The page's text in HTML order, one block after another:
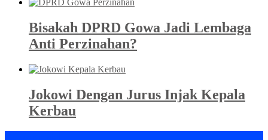
Bisakah DPRD Gowa Jadi Lembaga
Anti Perzinahan?
Jokowi Dengan Jurus Injak Kepala
Kerbau